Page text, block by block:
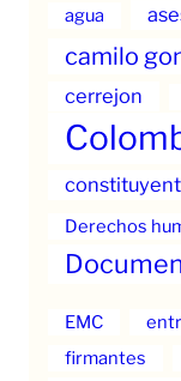
agua
camilo
cerrejon
Derechos
EMC
firmantes